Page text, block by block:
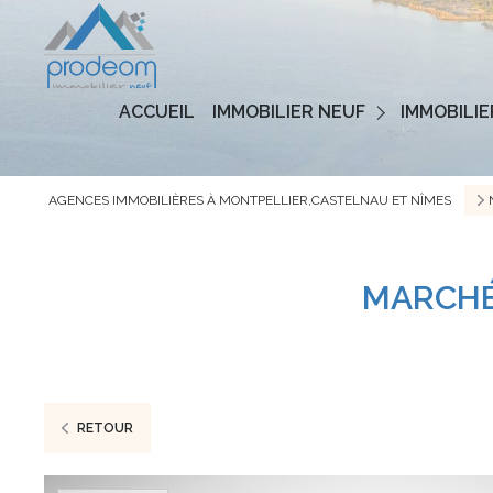
ACCUEIL IMMOBILIER NEUF
Programmes Neufs
AGENCES IMMOBILIÈRES À MONTPELLIER,CASTELNAU ET NÎMES
RETOUR